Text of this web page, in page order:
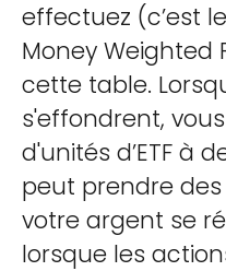
effectuez (c’est
Money Weighted
cette table.
s'effondrent,
d'unités d’ETF à
peut prendre
votre argent se
lorsque les